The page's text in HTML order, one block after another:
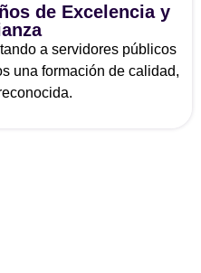
de Excelencia y
a servidores públicos
una formación de calidad,